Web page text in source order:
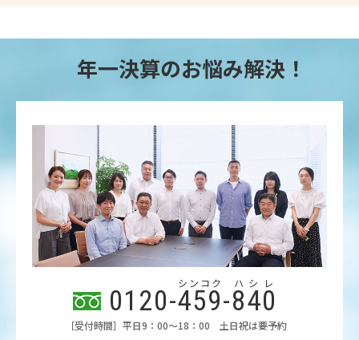
年一決算のお悩み解決！
0120-459
シンコク
-840
ハシレ
［受付時間］平日9：00～18：00 土日祝は要予約